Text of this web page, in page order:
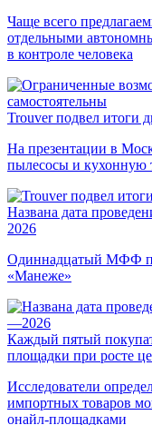
Чаще всего
отдельными
в контроле человека
Trouver подвел итоги
На презентации в
пылесосы и кухонную
Названа дата
2026
Одиннадцатый МФФ
«Манеже»
Каждый пятый
площадки при росте
Исследователи
импортных товаров
онайл-площадками